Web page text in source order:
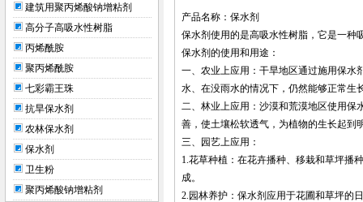
建筑用聚丙烯酸钠增粘剂
高分子高吸水性树脂
丙烯酰胺
聚丙烯酰胺
七彩霸王珠
抗旱保水剂
农林保水剂
保水剂
卫生粉
聚丙烯酸钠增粘剂
产品名称：保水剂
保水剂使用的是高吸水性树脂，它是一种
保水剂的使用和用途：
一、农业上应用：干旱地区通过施用保水
水、在没雨水的情况下，仍然能够正常生
二、林业上应用：沙漠和荒漠地区使用保
善，使土壤松软透气，为植物的生长起到
三、园艺上应用：
1.花草种植：在花卉播种、移栽和草坪播
成。
2.园林养护：保水剂应用于花圃和草坪的